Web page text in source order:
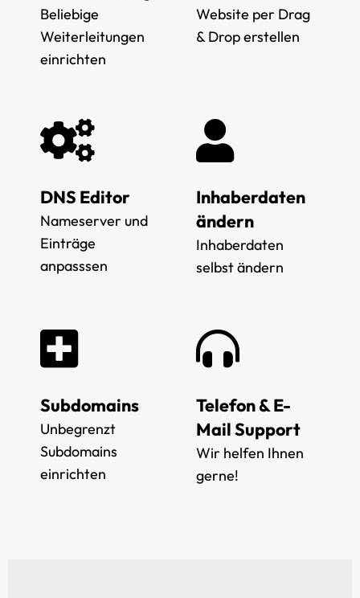
Beliebige
Weiterleitungen
einrichten
Website per Drag
& Drop erstellen
DNS Editor
Nameserver und
Einträge
anpasssen
Inhaberdaten
ändern
Inhaberdaten
selbst ändern
Subdomains
Unbegrenzt
Subdomains
einrichten
Telefon & E-
Mail Support
Wir helfen Ihnen
gerne!